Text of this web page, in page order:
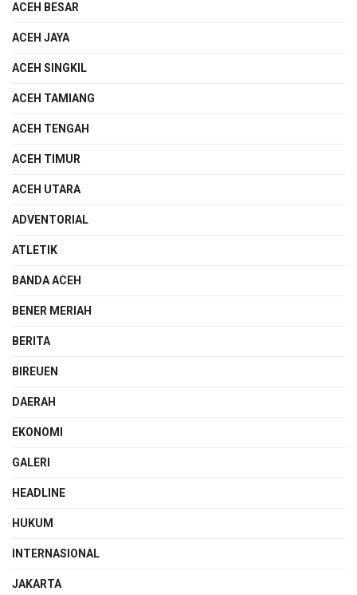
ACEH BESAR
ACEH JAYA
ACEH SINGKIL
ACEH TAMIANG
ACEH TENGAH
ACEH TIMUR
ACEH UTARA
ADVENTORIAL
ATLETIK
BANDA ACEH
BENER MERIAH
BERITA
BIREUEN
DAERAH
EKONOMI
GALERI
HEADLINE
HUKUM
INTERNASIONAL
JAKARTA